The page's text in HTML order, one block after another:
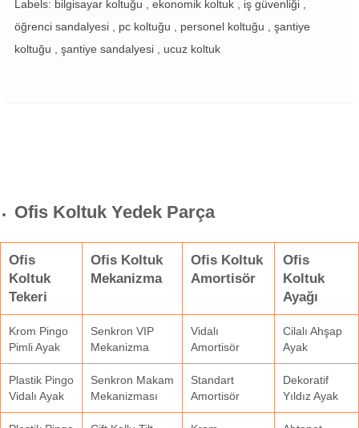
Labels: bilgisayar koltuğu , ekonomik koltuk , iş güvenliği ,
öğrenci sandalyesi , pc koltuğu , personel koltuğu , şantiye
koltuğu , şantiye sandalyesi , ucuz koltuk
Ofis Koltuk Yedek Parça
Ofis
Koltuk
Tekeri
Ofis Koltuk
Mekanizma
Ofis Koltuk
Amortisör
Ofis
Koltuk
Ayağı
Krom Pingo
Pimli Ayak
Senkron VIP
Mekanizma
Vidalı
Amortisör
Cilalı Ahşap
Ayak
Plastik Pingo
Vidalı Ayak
Senkron Makam
Mekanizması
Standart
Amortisör
Dekoratif
Yıldız Ayak